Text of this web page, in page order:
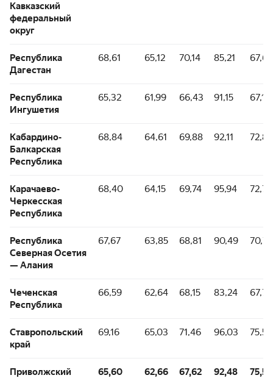
Кавказский
федеральный
округ
Республика
Дагестан
68,61 65,12 70,14 85,21 67,62
Республика
Ингушетия
65,32 61,99 66,43 91,15 67,13
Кабардино-
Балкарская
Республика
68,84 64,61 69,88 92,11 72,83
Карачаево-
Черкесская
Республика
68,40 64,15 69,74 95,94 72,74
Республика
Северная Осетия
— Алания
67,67 63,85 68,81 90,49 70,72
Чеченская
Республика
66,59 62,64 68,15 83,24 67,72
Ставропольский
край
69,16 65,03 71,46 96,03 75,52
Приволжский
65,60 62,66 67,62 92,48 75,51